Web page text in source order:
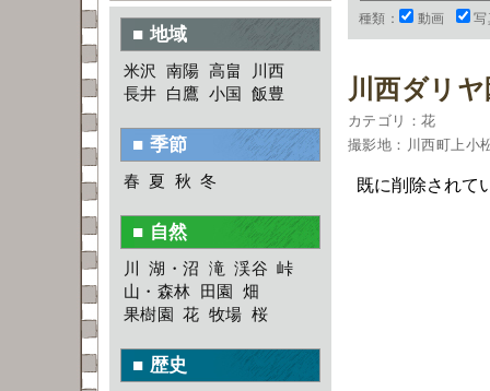
種類： 動画 写
川西ダリ
カテゴリ：花
撮影地：川西町上小
■ 地域
米沢 南陽 高畠
川西
長井 白鷹 小国 飯豊
■ 季節
春 夏 秋 冬
■ 自然
川 湖・沼 滝 渓谷 峠
山・森林 田園 畑
果樹園 花 牧場 桜
■ 歴史